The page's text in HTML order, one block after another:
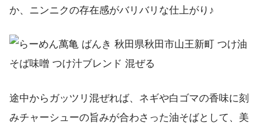
か、ニンニクの存在感がバリバリな仕上がり♪
途中からガッツリ混ぜれば、ネギや白ゴマの香味に刻
みチャーシューの旨みが合わさった油そばとして、美